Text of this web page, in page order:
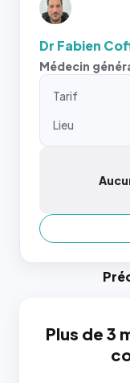
Dr Fabien
Médecin
Tarif
Lieu
Plus de 3